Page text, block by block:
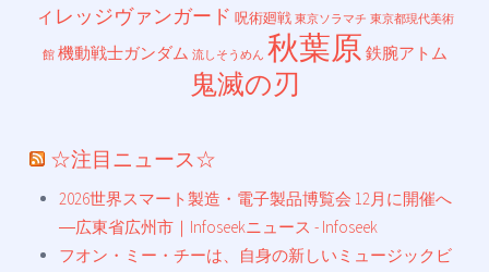
ィレッジヴァンガード 呪術廻戦 東京ソラマチ 東京都現代美術
館 機動戦士ガンダム 流しそうめん 秋葉原 鉄腕アトム
鬼滅の刃
☆注目ニュース☆
2026世界スマート製造・電子製品博覧会 12月に開催へ
―広東省広州市｜Infoseekニュース - Infoseek
フオン・ミー・チーは、自身の新しいミュージックビ